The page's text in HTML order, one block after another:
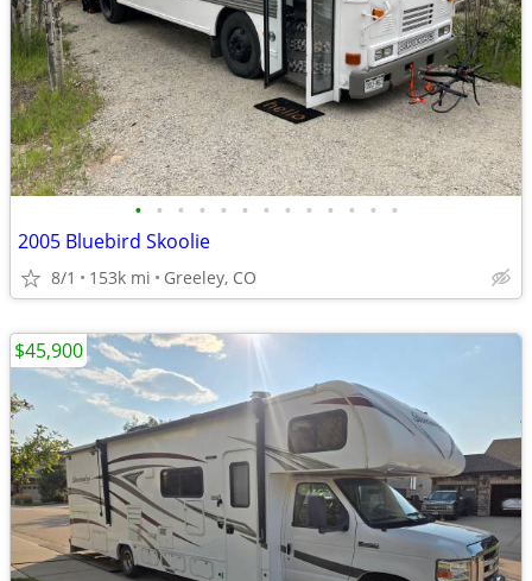
• • • • • • • • • • • • •
2005 Bluebird Skoolie
8/1 153k mi Greeley, CO
$45,900